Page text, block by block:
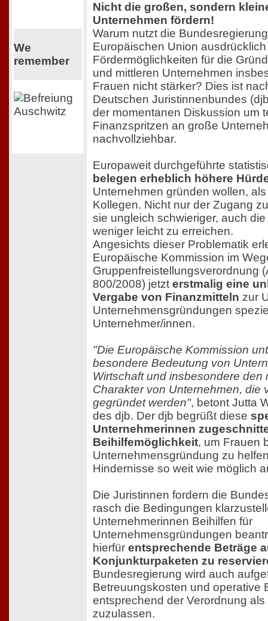
We
remember
Nicht die großen, sondern
Unternehmen fördern!
Warum nutzt die
Europäischen Union
Fördermöglichkeiten für die
und mittleren Unternehmen
Frauen nicht stärker? Dies ist
Deutschen Juristinnenbundes
der momentanen Diskussion um
Finanzspritzen an große
nachvollziehbar.
Europaweit durchgeführte
belegen erheblich höhere
Unternehmen gründen wollen,
Kollegen. Nicht nur der Zugang
sie ungleich schwieriger, auch
weniger leicht zu erreichen.
Angesichts dieser Problematik
Europäische Kommission im
Gruppenfreistellungsverordnung
800/2008) jetzt erstmalig eine
Vergabe von Finanzmitteln zur
Unternehmensgründungen
Unternehmer/innen.
"Die Europäische Kommission
besondere Bedeutung von
Wirtschaft und insbesondere den
Charakter von Unternehmen, die
gegründet werden", betont Jutta
des djb. Der djb begrüßt diese
Unternehmerinnen
Beihilfemöglichkeit, um Frauen
Unternehmensgründung zu
Hindernisse so weit wie möglich
Die Juristinnen fordern die
rasch die Bedingungen
Unternehmerinnen Beihilfen für
Unternehmensgründungen
hierfür entsprechende Beträge
Konjunkturpaketen zu
Bundesregierung wird auch
Betreuungskosten und operative
entsprechend der Verordnung
zuzulassen.